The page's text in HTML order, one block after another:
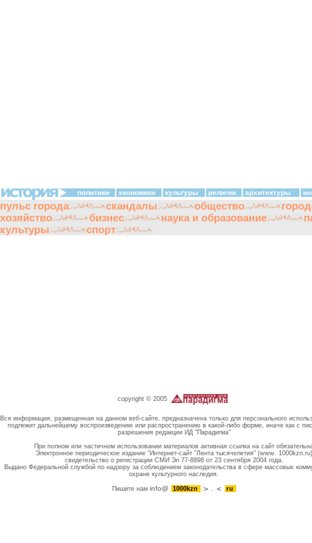
политики экономики культуры религии архитектуры
пульс города скандалы общество
хозяйство
бизнес наука и образование
культуры
спорт
copyright © 2005
Вся информация, размещенная на данном веб-сайте, предназначена только для персонального
подлежит дальнейшему воспроизведению или распространению в какой-либо форме, иначе как с
разрешения редакции ИД "Парадигма"
При полном или частичном использовании материалов активная ссылка на сайт
Электронное периодическое издание "Интернет-сайт "Лента тысячелетия" (www. 1000kzn.ru)
свидетельство о регистрации СМИ Эл 77-8898 от 23 сентября 2004 года.
Выдано Федеральной службой по надзору за соблюдением законодательства в сфере массовых
охране культурного наследия.
Пишите намinfo@ 1000kzn . ru